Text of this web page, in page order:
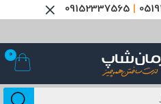
09152337565
0